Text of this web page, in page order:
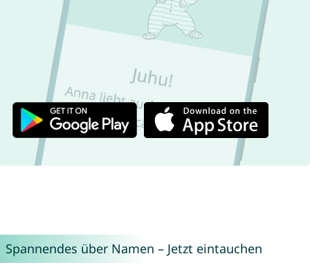
Spannendes über Namen – Jetzt eintauchen